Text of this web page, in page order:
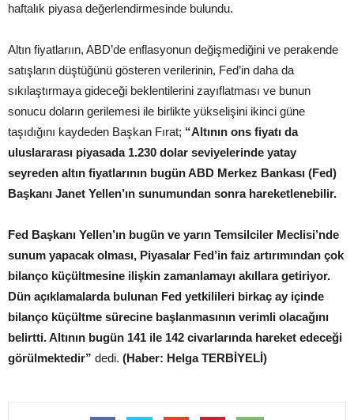
haftalık piyasa değerlendirmesinde bulundu.
Altın fiyatlarıın, ABD’de enflasyonun değişmediğini ve perakende
satışların düştüğünü gösteren verilerinin, Fed’in daha da
sıkılaştırmaya gideceği beklentilerini zayıflatması ve bunun
sonucu doların gerilemesi ile birlikte yükselişini ikinci güne
taşıdığını kaydeden Başkan Fırat; “Altının ons fiyatı da
uluslararası piyasada 1.230 dolar seviyelerinde yatay
seyreden altın fiyatlarının bugün ABD Merkez Bankası (Fed)
Başkanı Janet Yellen’ın sunumundan sonra hareketlenebilir.
Fed Başkanı Yellen’ın bugün ve yarın Temsilciler Meclisi’nde
sunum yapacak olması, Piyasalar Fed’in faiz artırımından çok
bilanço küçültmesine ilişkin zamanlamayı akıllara getiriyor.
Dün açıklamalarda bulunan Fed yetkilileri birkaç ay içinde
bilanço küçültme sürecine başlanmasının verimli olacağını
belirtti. Altının bugün 141 ile 142 civarlarında hareket edeceği
görülmektedir” dedi. (Haber: Helga TERBİYELİ)